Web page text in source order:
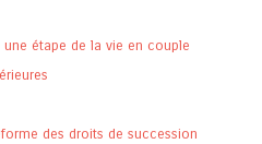
étape de la vie en couple
des droits de succession